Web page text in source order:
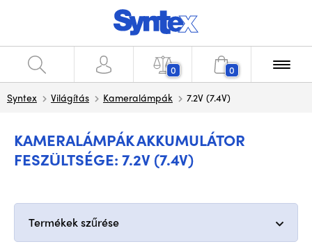
0 0
Syntex Világítás Kameralámpák 7.2V (7.4V)
KAMERALÁMPÁK AKKUMULÁTOR
FESZÜLTSÉGE: 7.2V (7.4V)
Termékek szűrése